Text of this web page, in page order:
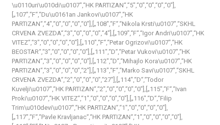
\u0110uri\u010di\u0107″,“HK PARTIZAN“,“5″,“0″,“0″,“0″,“0″],
[„107″,“F“,“Du\u0161an Jankovi\u0107″,“HK
PARTIZAN“,“4″,“0″,“0″,“0″,“0″],[„108″,“F“,“Nikola Krsti\u0107″,“SKHL
CRVENA ZVEZDA“,“3″,“0″,“0″,“0″,“4″],[„109″,“F“,“Igor Andri\u0107″,“HK
VITEZ“,“3″,“0″,“0″,“0″,“0″],[„110″,“F“,“Petar Ogrizovi\u0107″,“HK
BEOSTAR“,“3″,“0″,“0″,“0″,“0″],[„111″,“D“,“Petar Vukovi\u0107″,“HK
PARTIZAN“,“3″,“0″,“0″,“0″,“0″],[„112″,“D“,“Mihajlo Kora\u0107″,“HK
PARTIZAN“,“3″,“0″,“0″,“0″,“2″],[„113″,“F“,“Marko Savi\u0107″,“SKHL
CRVENA ZVEZDA“,“2″,“0″,“0″,“0″,“27″],[„114″,“D“,“Todor
Kuvelji\u0107″,“HK PARTIZAN“,“2″,“0″,“0″,“0″,“0″],[„115″,“F“,“Ivan
Proki\u0107″,“HK VITEZ“,“1″,“0″,“0″,“0″,“0″],[„116″,“D“,“Filip
Trim\u010devi\u0107″,“HK PARTIZAN“,“1″,“0″,“0″,“0″,“0″],
[„117″,“F“,“Pavle Kravljanac“,“HK PARTIZAN“,“1″,“0″,“0″,“0″,“0″],